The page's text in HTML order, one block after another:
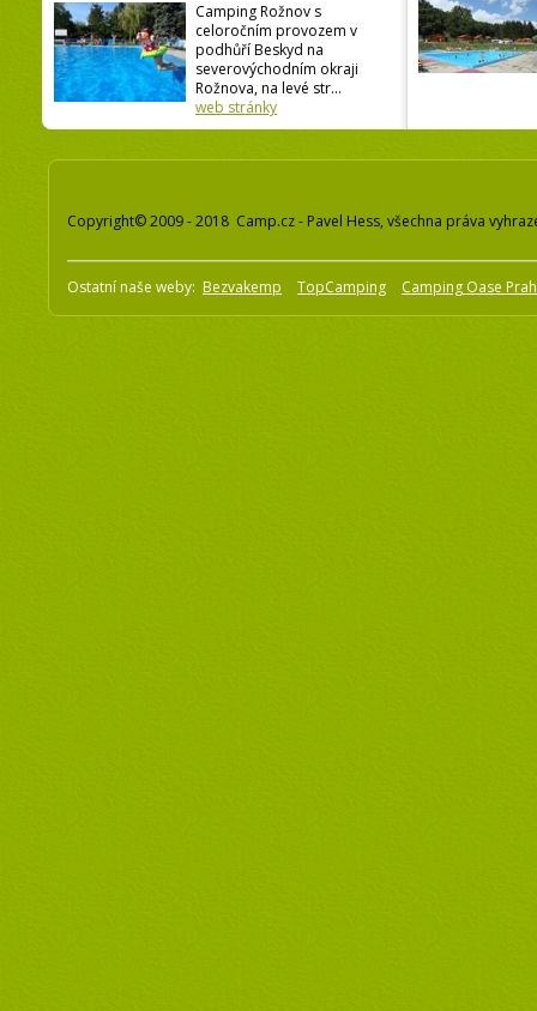
Camping Rožnov s
celoročním provozem v
podhůří Beskyd na
severovýchodním okraji
Rožnova, na levé str...
web stránky
Copyright© 2009 - 2018 Camp.cz - Pavel Hess, všechna práva
Ostatní naše weby: Bezvakemp TopCamping Camping Oase